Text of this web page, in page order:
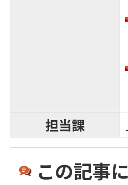
担当課
この記事